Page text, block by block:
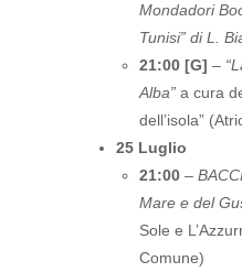
Mondadori
Tunisi” di L.
21:00 [G] –
Alba” a cura
dell’isola”
25 Luglio
21:00 –
Mare e del
Sole e
Comune)